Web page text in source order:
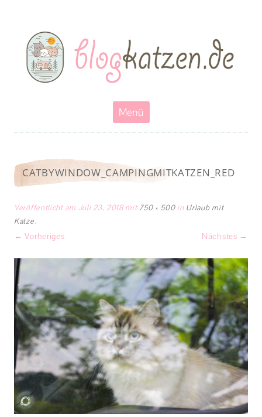
Blogkatzen
Menü
Inhalt
springen
CATBYWINDOW_CAMPINGMITKATZEN_RED
Veröffentlicht am Juli 23, 2018mit 750 × 500in Urlaub mit
Katze.
← Vorheriges Nächstes →